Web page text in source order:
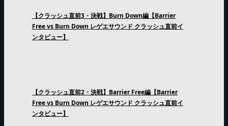
【クラッシュ直前3・決戦】Burn Down編【Barrier
Free vs Burn Down レゲエサウンド クラッシュ直前イ
ンタビュー】
【クラッシュ直前2・決戦】Barrier Free編【Barrier
Free vs Burn Down レゲエサウンド クラッシュ直前イ
ンタビュー】